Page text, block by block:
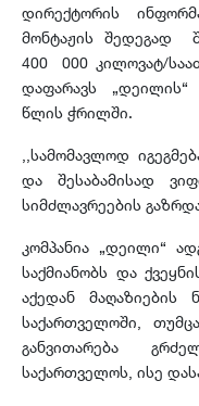
დირექტორის
მონტაჟის შედეგად
400 000 კილოვატ/
დაფარავს
წლის ჭრილში.
,,სამომავლოდ
და შესაბამისად
სიმძლავრეების
კომპანია „დეილი“
საქმიანობს და
აქედან მაღაზიების
საქართველოში,
განვითარება
საქართველოს, ისე